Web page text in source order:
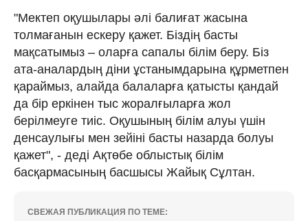
"Мектеп оқушылары әлі балиғат жасына
толмағанын ескеру қажет. Біздің басты
мақсатымыз – оларға сапалы білім беру. Біз
ата-аналардың діни ұстанымдарына құрметпен
қараймыз, алайда балаларға қатысты қандай
да бір еркінен тыс жоралғыларға жол
берілмеуге тиіс. Оқушының білім алуы үшін
денсаулығы мен зейіні басты назарда болуы
қажет", - деді Ақтөбе облыстық білім
басқармасының басшысы Жайық Сұлтан.
СВЕЖАЯ ПУБЛИКАЦИЯ ПО ТЕМЕ: